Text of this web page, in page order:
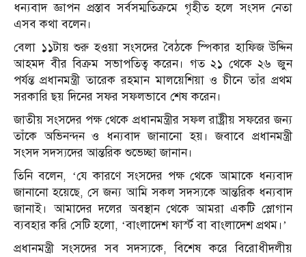
ধন্যবাদ জ্ঞাপন প্রস্তাব সর্বসম্মতিক্রমে গৃহীত হলে সংসদ নেতা
এসব কথা বলেন।
বেলা ১১টায় শুরু হওয়া সংসদের বৈঠকে স্পিকার হাফিজ উদ্দিন
আহমদ বীর বিক্রম সভাপতিত্ব করেন। গত ২১ থেকে ২৬ জুন
পর্যন্ত প্রধানমন্ত্রী তারেক রহমান মালয়েশিয়া ও চীনে তাঁর প্রথম
সরকারি ছয় দিনের সফর সফলভাবে শেষ করেন।
জাতীয় সংসদের পক্ষ থেকে প্রধানমন্ত্রীর সফল রাষ্ট্রীয় সফরের জন্য
তাঁকে অভিনন্দন ও ধন্যবাদ জানানো হয়। জবাবে প্রধানমন্ত্রী
সংসদ সদস্যদের আন্তরিক শুভেচ্ছা জানান।
তিনি বলেন, ‘যে কারণে সংসদের পক্ষ থেকে আমাকে ধন্যবাদ
জানানো হয়েছে, সে জন্য আমি সকল সদস্যকে আন্তরিক ধন্যবাদ
জানাই। আমাদের দলের অবস্থান থেকে আমরা একটি স্লোগান
ব্যবহার করি সেটি হলো, ‘বাংলাদেশ ফার্স্ট বা বাংলাদেশ প্রথম।’
প্রধানমন্ত্রী সংসদের সব সদস্যকে, বিশেষ করে বিরোধীদলীয়